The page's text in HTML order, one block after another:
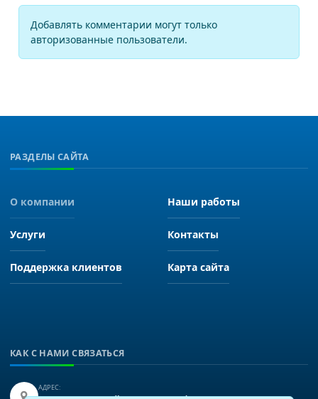
Добавлять комментарии могут только
авторизованные пользователи.
РАЗДЕЛЫ САЙТА
О компании Наши работы
Услуги Контакты
Поддержка клиентов Карта сайта
КАК С НАМИ СВЯЗАТЬСЯ
АДРЕС: